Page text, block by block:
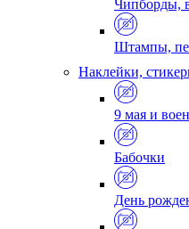
Чипборды,
Штампы,
Наклейки,
9 мая и
Бабочки
День